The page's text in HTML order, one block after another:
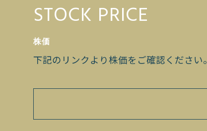
STOCK PRICE
株価
下記のリンクより株価をご確認ください。